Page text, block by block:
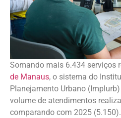
Somando mais 6.434 serviços
de Manaus, o sistema do
Planejamento Urbano
volume de atendimentos
comparando com 2025